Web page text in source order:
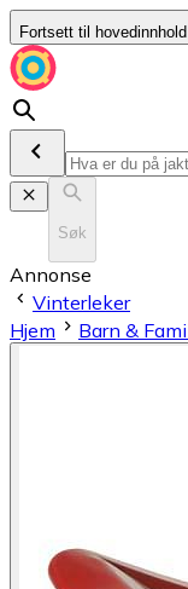
Fortsett til hovedinnhold
Søk
Annonse
Vinterleker
Hjem
Barn &